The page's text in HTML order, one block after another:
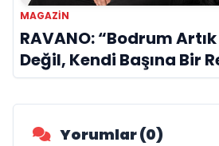
MAGAZIN
RAVANO: “Bodrum
Değil, Kendi Başına Bir
Yorumlar (0)